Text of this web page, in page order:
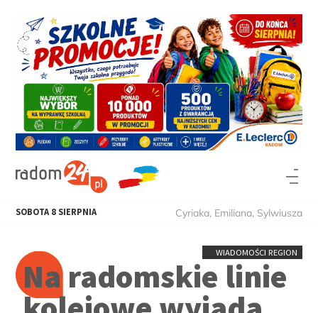
SOBOTA 8 SIERPNIA Cyriaka, Emiliana, Sylwiusza
WIADOMOŚCI REGION
Na radomskie linie